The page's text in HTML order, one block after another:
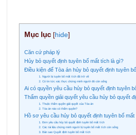
Mục lục [hide]
Căn cứ pháp lý
Hủy bỏ quyết định tuyên bố mất tích là gì?
Điều kiện để Tòa án hủy bỏ quyết định tuyên
1. Người bị tuyên bố mất tích đã trở về
2. Có tin tức xác thực chứng minh người đó còn sống
Ai có quyền yêu cầu hủy bỏ quyết định tuyên
Thẩm quyền giải quyết yêu cầu hủy bỏ quyết
1. Thuộc thẩm quyền giải quyết của Tòa án
2. Tòa án nào có thẩm quyền?
Hồ sơ yêu cầu hủy bỏ quyết định tuyên bố mất
1. Đơn yêu cầu hủy bỏ quyết định tuyên bố mất tích
2. Các tài liệu chứng minh người bị tuyên bố mất tích còn sống
3. Bản sao Quyết định tuyên bố mất tích